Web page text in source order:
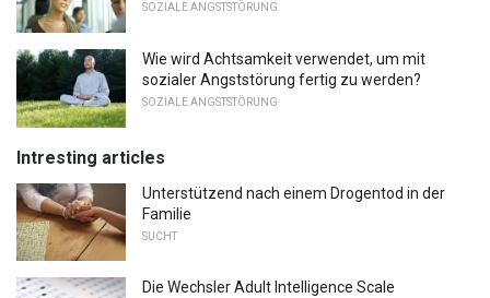
SOZIALE ANGSTSTÖRUNG
Wie wird Achtsamkeit verwendet, um mit
sozialer Angststörung fertig zu werden?
SOZIALE ANGSTSTÖRUNG
Intresting articles
Unterstützend nach einem Drogentod in der
Familie
SUCHT
Die Wechsler Adult Intelligence Scale